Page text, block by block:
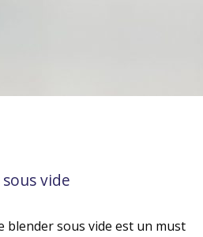
vide
sous vide est un must